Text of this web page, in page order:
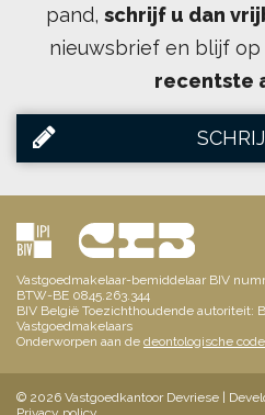
pand, schrijf u dan
nieuwsbrief en blijf
recentste
Vastgoedmakelaar-bemiddelaar BIV
BTW-BE 0845.263.344
BIV België Toezichthoudende autoriteit:
Vastgoedmakelaars
Onderworpen aan de deontologische
© 2026 Vastgoedkantoor Devriese |